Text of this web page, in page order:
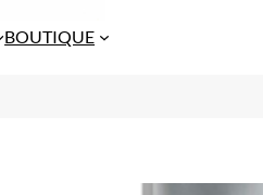
BOUTIQUE